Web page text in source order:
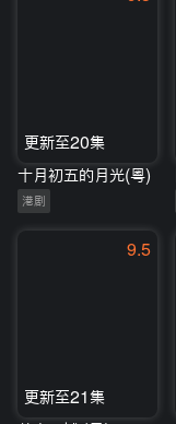
更新至20集
十月初五的月光(粤)
港剧
9.5
更新至21集